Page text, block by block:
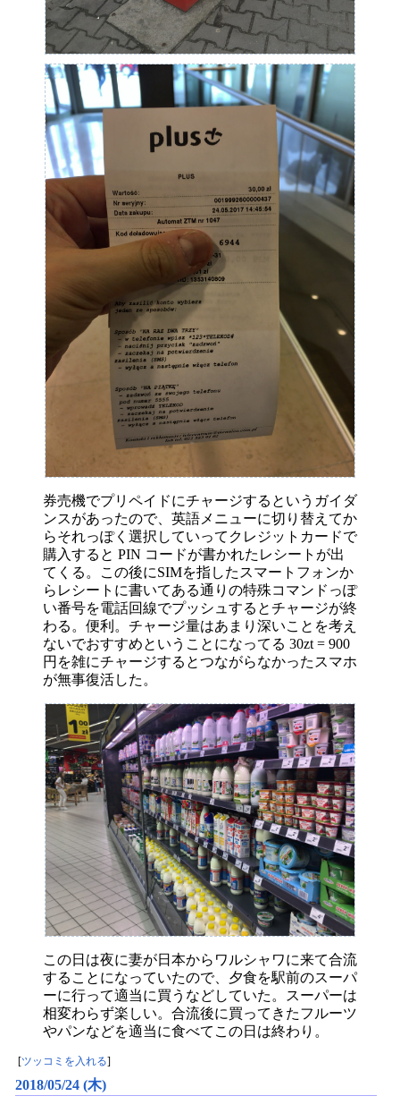
券売機でプリペイドにチャージするというガイダ
ンスがあったので、英語メニューに切り替えてか
らそれっぽく選択していってクレジットカードで
購入すると PIN コードが書かれたレシートが出
てくる。この後にSIMを指したスマートフォンか
らレシートに書いてある通りの特殊コマンドっぽ
い番号を電話回線でプッシュするとチャージが終
わる。便利。チャージ量はあまり深いことを考え
ないでおすすめということになってる 30zt = 900
円を雑にチャージするとつながらなかったスマホ
が無事復活した。
この日は夜に妻が日本からワルシャワに来て合流
することになっていたので、夕食を駅前のスーパ
ーに行って適当に買うなどしていた。スーパーは
相変わらず楽しい。合流後に買ってきたフルーツ
やパンなどを適当に食べてこの日は終わり。
ツッコミを入れる
2018/05/24 (木)